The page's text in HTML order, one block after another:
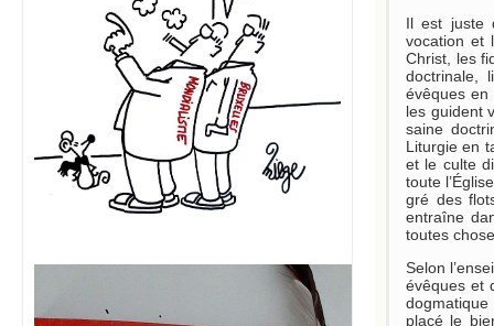
Il est juste
vocation et
Christ, les
doctrinale,
évêques
les guident
saine
Liturgie en
et le culte
toute
gré des
entraîne
toutes
Selon
évêques et
placé le